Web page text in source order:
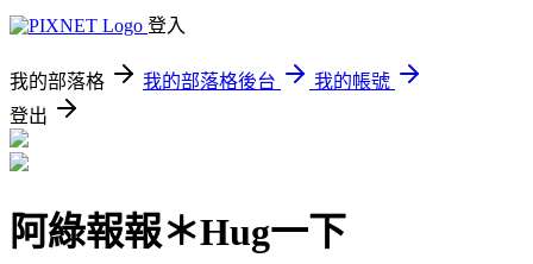
登入
我的部落格 我的部落格後台
我的帳號
登出
阿綠報報＊Hug一下